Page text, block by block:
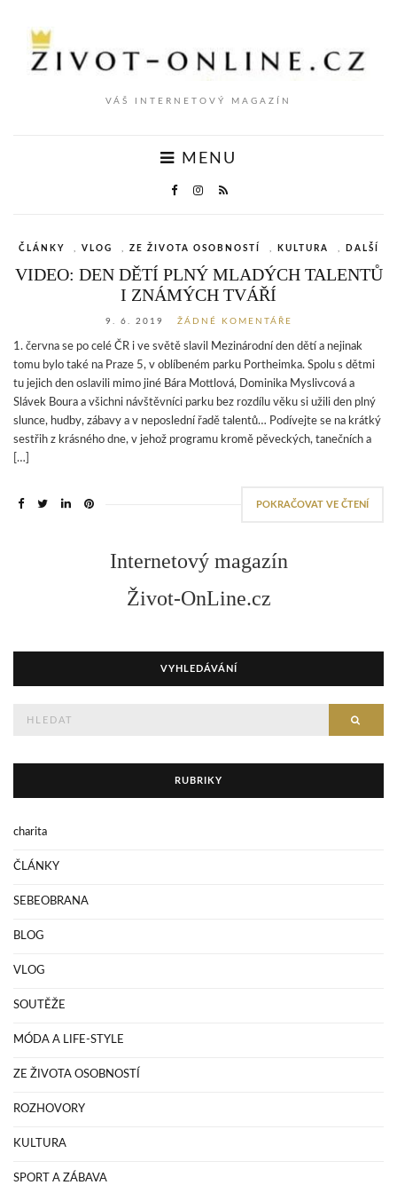
VÁŠ INTERNETOVÝ MAGAZÍN
MENU
ČLÁNKY VLOG ZE ŽIVOTA OSOBNOSTÍ KULTURA DALŠÍ
VIDEO: DEN DĚTÍ PLNÝ MLADÝCH TALENTŮ
I ZNÁMÝCH TVÁŘÍ
9. 6. 2019 ŽÁDNÉ KOMENTÁŘE
1. června se po celé ČR i ve světě slavil Mezinárodní den dětí a nejinak
tomu bylo také na Praze 5, v oblíbeném parku Portheimka. Spolu s dětmi
tu jejich den oslavili mimo jiné Bára Mottlová, Dominika Myslivcová a
Slávek Boura a všichni návštěvníci parku bez rozdílu věku si užili den plný
slunce, hudby, zábavy a v neposlední řadě talentů… Podívejte se na krátký
sestřih z krásného dne, v jehož programu kromě pěveckých, tanečních a
[…]
POKRAČOVAT VE ČTENÍ
Internetový magazín
Život-OnLine.cz
VYHLEDÁVÁNÍ
RUBRIKY
charita
ČLÁNKY
SEBEOBRANA
BLOG
VLOG
SOUTĚŽE
MÓDA A LIFE-STYLE
ZE ŽIVOTA OSOBNOSTÍ
ROZHOVORY
KULTURA
SPORT A ZÁBAVA